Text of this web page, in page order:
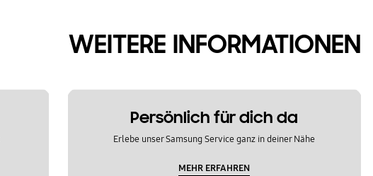
WEITERE INFORMATIONEN
Persönlich für dich da
Erlebe unser Samsung Service ganz in deiner Nähe
MEHR ERFAHREN